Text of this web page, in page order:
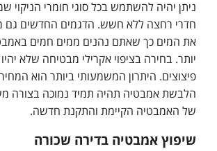
ניתן יהיה להשתמש בכל סוגי חומרי הניקוי
חדרי רחצה ללא חשש. הדגמים החדשים גם
את המים כך שאתם נהנים ממים חמים
יותר. בחירה בציפוי אקרילי מבטיחה שלא
פיצוצים. היתרון המשמעותי ביותר הוא
הלבשת אמבטיה תהיה תמיד נמוכה בצורה
של האמבטיה הקיימת והתקנת חדשה.
שיפוץ אמבטיה בדירה שכורה